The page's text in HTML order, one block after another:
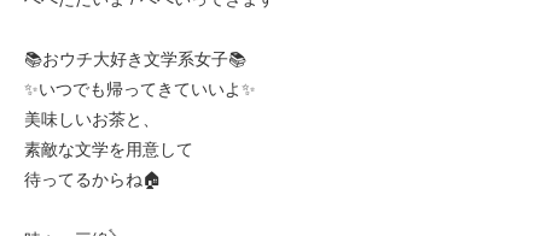
📚おウチ大好き文学系女子📚
✨いつでも帰ってきていいよ✨
美味しいお茶と、
素敵な文学を用意して
待ってるからね🏠